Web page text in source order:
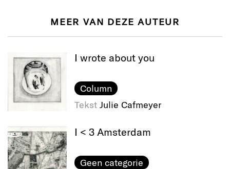
MEER VAN DEZE AUTEUR
I wrote about you
Column
Tekst Julie Cafmeyer
I < 3 Amsterdam
Geen categorie